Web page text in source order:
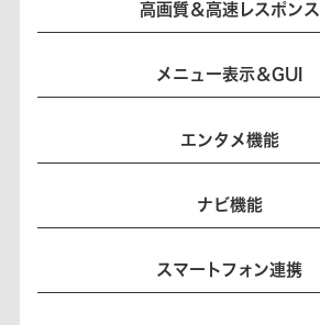
高画質＆高速レスポンス
メニュー表示＆GUI
エンタメ機能
ナビ機能
スマートフォン連携